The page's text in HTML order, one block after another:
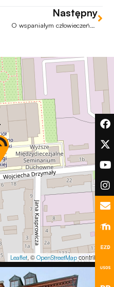
Następny
Leaflet, © OpenStreetMapcontributors
znikną ze strony
internetowej.
Marketing
Udostępniając
swoje
zainteresowania i
zachowania
podczas
odwiedzania naszej
strony, zwiększasz
szansę na
zobaczenie
spersonalizowanych
treści i ofert.